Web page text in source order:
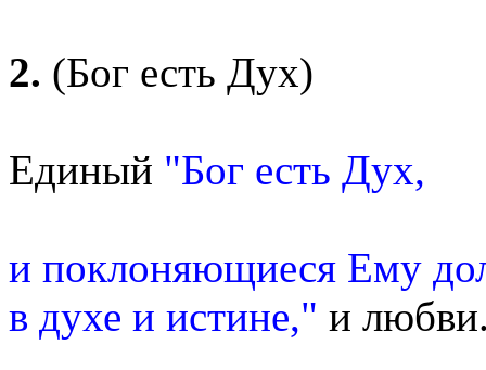
2. (Бог есть Дух)
Единый "Бог есть Дух,
и поклоняющиеся Ему
в духе и истине," и